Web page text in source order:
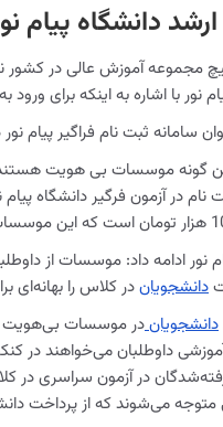
دانشگاه پیام
آموزش عالی در کشور
نور با اشاره به اینکه برای
ثبت نام فراگیر پیام
گونه موسسات بی هویت هستند
نام در آزمون فرگیر
نور ادامه داد: موسسات از
دانشجویاندر کلاس را بهانه‌ای
دانشجویاندر موسسات بی‌هویت با
داوطلبان می‌خواهند در
در آزمون سراسری در
متوجه می‌شوند که از پرداخت